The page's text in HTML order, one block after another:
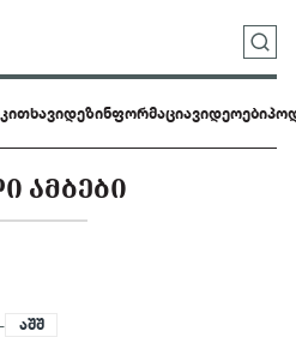
დეზინფორმაციავიდეოები
ᲐᲛᲑᲔᲑᲘ
აშშ